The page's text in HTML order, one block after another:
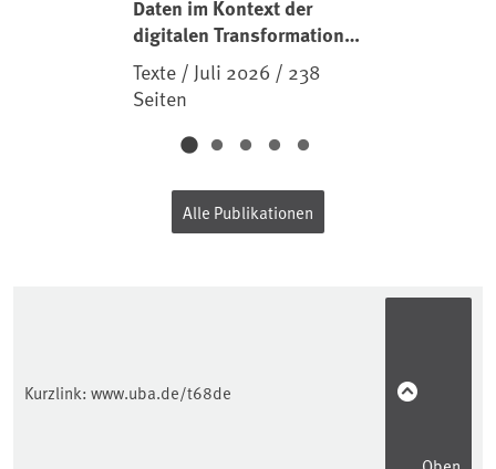
Daten im Kontext der
digitalen Transformation
der Industrie und der
daran gekoppelten
Prozesse und
Dienstleistungen
Texte / Juli 2026 / 238
Seiten
Alle Publikationen
Kurzlink: www.uba.de/t68de